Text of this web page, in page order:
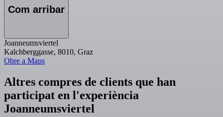
Com arribar
Joanneumsviertel
Kalchberggasse, 8010, Graz
Obre a Maps
Altres compres de clients que han
participat en l'experiència
Joanneumsviertel